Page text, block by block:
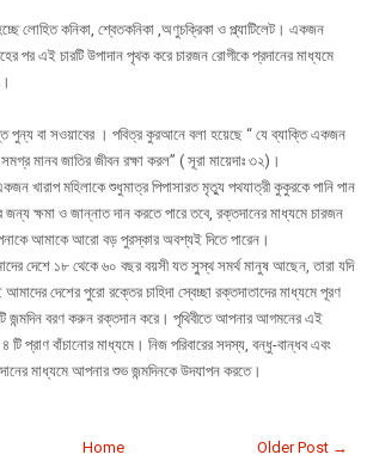
হচ্ছে লোহিত কনিকা, শ্বেতকনিকা ,অণুচক্রিকা ও প্ল্যাটিলেট। একজন
পর এই চারটি উপাদান পৃথক করে চারজন রোগীকে প্রদানের মাধ্যমে
পুন্য বা সওয়াবের । পবিত্র কুরআনে বলা হয়েছে “ যে ব্যাক্তি একজন
মানব জাতির জীবন রক্ষা করল” ( সূরা মায়েদাঃ ৩২)।
খারাপ মহিলাকে শুধুমাত্র পিপাসারত মৃত্যু পথযাত্রী কুকুরকে পানি পান
জন্য ক্ষমা ও জান্নাত দান করতে পারে তবে, রক্তদানের মাধ্যমে চারজন
আমাকে আরো বড় পুরস্কার অবশ্যই দিতে পারেন।
দেশে ১৮ থেকে ৬০ বছর বয়সী যত সু্স্থ সমর্থ মানুষ আছেন, তারা যদি
দেশের পুরো রক্তের চাহিদা স্বেচ্ছা রক্তদাতাদের মাধ্যমে পূরণ
জন্মদিন বরণ করুন রক্তদান করে। পৃথিবীতে আপনার আগমনের এই
টি প্রাণ বাঁচানোর মাধ্যমে। নিজ পরিবারের সদস্য, বন্ধু-বান্ধব এবং
মাধ্যমে আপনার শুভ জন্মদিনকে উদযাপন করতে।
Older Post →
Home